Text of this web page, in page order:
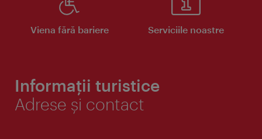
Viena fără bariere Serviciile noastre
Informații turistice
Adrese și contact